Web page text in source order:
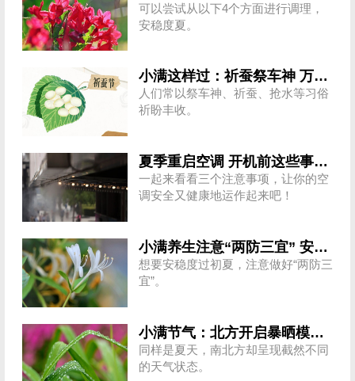
可以尝试从以下4个方面进行调理，
安稳度夏。
小满这样过：祈蚕祭车神 万物初盈满
人们常以祭车神、祈蚕、抢水等习俗
祈盼丰收。
夏季重启空调 开机前这些事情别忘做
一起来看看三个注意事项，让你的空
调安全又健康地运作起来吧！
小满养生注意“两防三宜” 安稳度夏
想要安稳度过初夏，注意做好“两防三
宜”。
小满节气：北方开启暴晒模式 南方强降雨频繁
同样是夏天，南北方却呈现截然不同
的天气状态。